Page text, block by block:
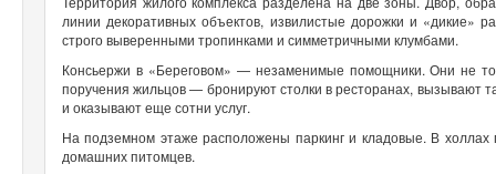
линии декоративных объектов, извилистые дорожки и «дикие»
строго выверенными тропинками и симметричными клумбами.
Консьержи в «Береговом» — незаменимые помощники. Они не
поручения жильцов — бронируют столки в ресторанах, вызывают
и оказывают еще сотни услуг.
На подземном этаже расположены паркинг и кладовые. В
домашних питомцев.